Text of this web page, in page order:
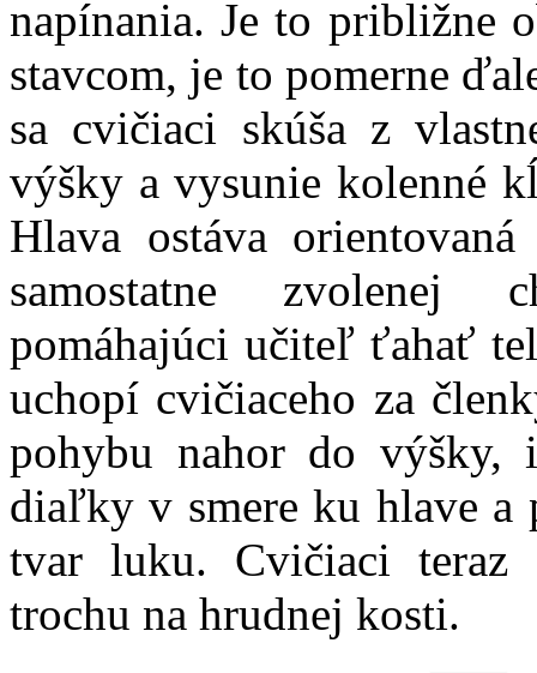
napínania. Je to približne
stavcom, je to pomerne
sa cvičiaci skúša z
výšky a vysunie kolenné
Hlava ostáva
samostatne zvolenej
pomáhajúci učiteľ ťahať
uchopí cvičiaceho za
pohybu nahor do výšky,
diaľky v smere ku hlave a
tvar luku. Cvičiaci teraz
trochu na hrudnej kosti.